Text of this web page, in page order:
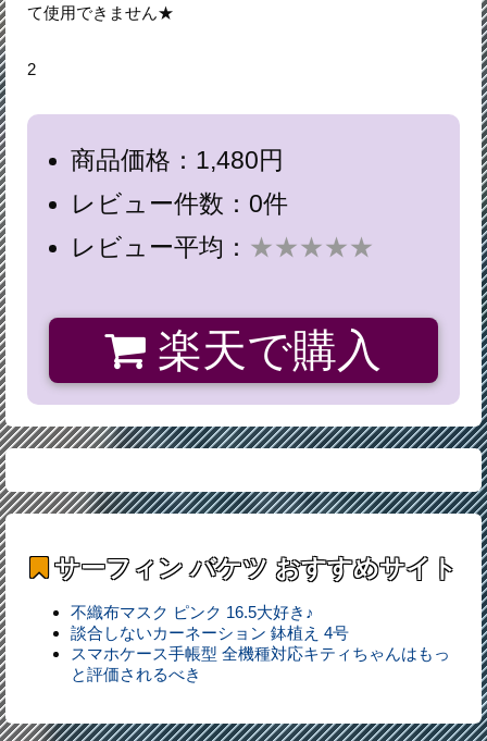
て使用できません★
2
商品価格：1,480円
レビュー件数：0件
レビュー平均： ★★★★★
楽天で購入
サーフィン バケツ おすすめサイト
不織布マスク ピンク 16.5大好き♪
談合しないカーネーション 鉢植え 4号
スマホケース手帳型 全機種対応キティちゃんはもっ
と評価されるべき